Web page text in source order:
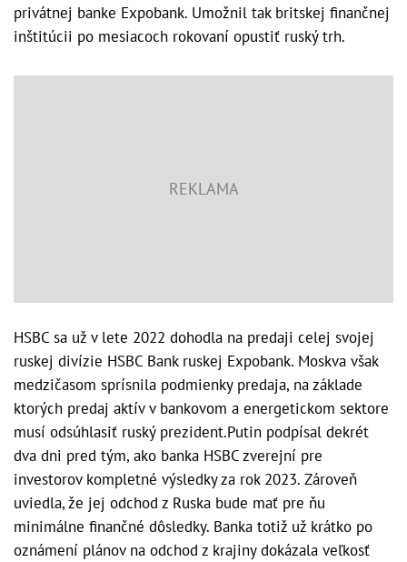
privátnej banke Expobank. Umožnil tak britskej finančnej
inštitúcii po mesiacoch rokovaní opustiť ruský trh.
HSBC sa už v lete 2022 dohodla na predaji celej svojej
ruskej divízie HSBC Bank ruskej Expobank. Moskva však
medzičasom sprísnila podmienky predaja, na základe
ktorých predaj aktív v bankovom a energetickom sektore
musí odsúhlasiť ruský prezident.Putin podpísal dekrét
dva dni pred tým, ako banka HSBC zverejní pre
investorov kompletné výsledky za rok 2023. Zároveň
uviedla, že jej odchod z Ruska bude mať pre ňu
minimálne finančné dôsledky. Banka totiž už krátko po
oznámení plánov na odchod z krajiny dokázala veľkosť